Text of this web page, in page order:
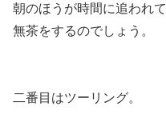
朝のほうが時間に追われて
無茶をするのでしょう。
二番目はツーリング。